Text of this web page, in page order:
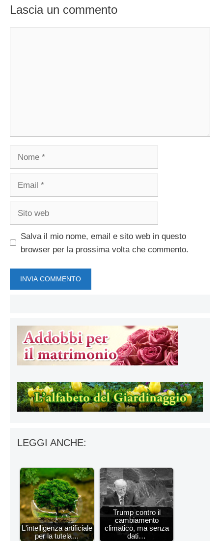
Lascia un commento
Salva il mio nome, email e sito web in questo
browser per la prossima volta che commento.
LEGGI ANCHE:
L'intelligenza artificiale
per la tutela…
Trump contro il
cambiamento
climatico, ma senza
dati…